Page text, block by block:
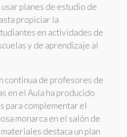
planes de estudio de
propiciar la
en actividades de
y de aprendizaje al
continua de profesores de
en el Aula ha producido
para complementar el
monarca en el salón de
destaca un plan